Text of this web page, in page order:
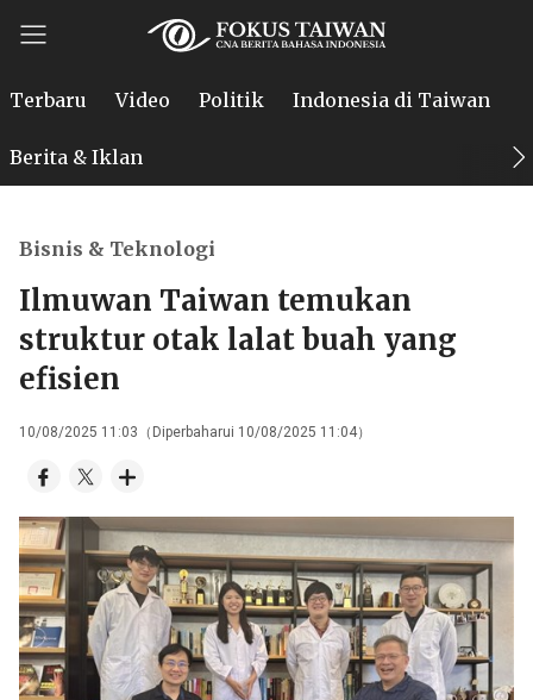
Terbaru Video Politik Indonesia di Taiwan
Berita & Iklan
Bisnis & Teknologi
Ilmuwan Taiwan temukan
struktur otak lalat buah yang
efisien
10/08/2025 11:03（Diperbaharui 10/08/2025 11:04）